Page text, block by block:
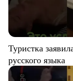
Туристка
русского языка